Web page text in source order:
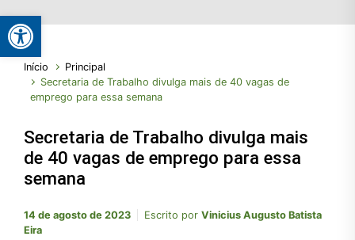
Início
Principal
Secretaria de Trabalho divulga mais de 40 vagas de
emprego para essa semana
Secretaria de Trabalho divulga mais
de 40 vagas de emprego para essa
semana
14 de agosto de 2023 Escrito por Vinicius Augusto Batista
Eira
Abrir a barra de ferramentas